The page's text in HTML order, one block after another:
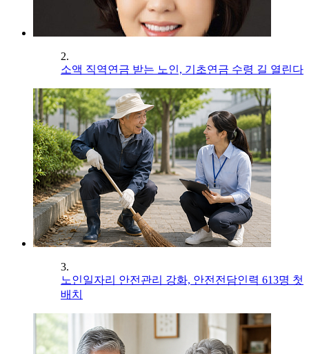
2.
소액 직역연금 받는 노인, 기초연금 수령 길 열린다
3.
노인일자리 안전관리 강화, 안전전담인력 613명 첫
배치